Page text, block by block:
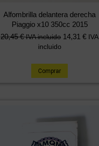
Alfombrilla delantera derecha
Piaggio x10 350cc 2015
20,45€ IVA incluido 14,31 € IVA
incluido
Comprar